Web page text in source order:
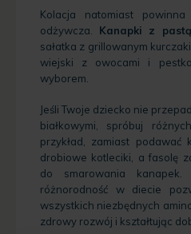
Kolacja natomiast
odżywcza. Kanapki z
sałatka z grillowanym
wiejski z owocami i
wyborem.
Jeśli Twoje dziecko nie
białkowymi, spróbuj
przykład, zamiast podawać
drobiowe kotleciki, a fasolę
do smarowania
różnorodność w diecie
wszystkich niezbędnych
zdrowy rozwój i kształtując